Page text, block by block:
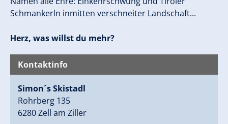
Schmankerln inmitten verschneiter Landschaft...
Herz, was willst du mehr?
Kontaktinfo
Simon´s Skistadl
Rohrberg 135
6280 Zell am Ziller